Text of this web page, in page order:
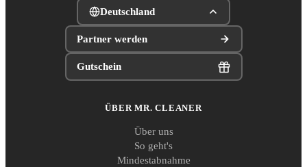
Deutschland
Partner werden
Gutschein
ÜBER MR. CLEANER
Über uns
So geht's
Mindestabnahme